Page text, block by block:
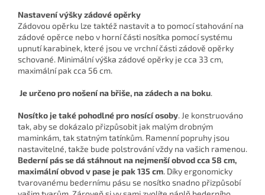
Nastavení výšky zádové opěrky
Zádovou opěrku lze taktéž nastavit a to pomocí stahování na
zádové opěrce nebo v horní části nosítka pomocí systému
upnutí karabinek, které jsou ve vrchní části zádově opěrky
schované. Minimální výška zádové opěrky je cca 33 cm,
maximální pak cca 56 cm.
Je určeno pro nošení na břiše, na zádech a na boku.
Nosítko je taképohodlné pro nosící osoby. Je konstruováno
tak, aby se dokázalo přizpůsobit jak malým drobným
maminkám, tak statným tatínkům. Ramenní popruhy jsou
nastavitelné, takže bude polstrování vždy na vašich ramenou.
Bederní pás se dá stáhnout na nejmenší obvod cca 58 cm,
maximální obvod v pase je pak 135 cm. Díky ergonomicky
tvarovanému bedernímu pásu se nosítko snadno přizpůsobí